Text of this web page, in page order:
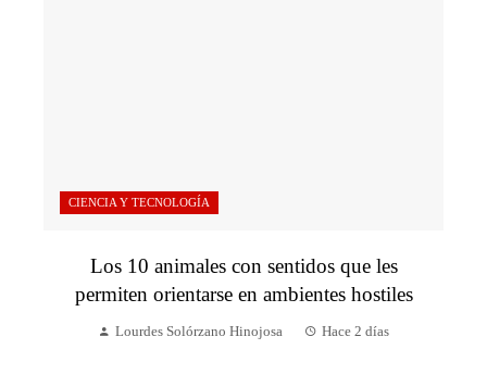
CIENCIA Y TECNOLOGÍA
Los 10 animales con sentidos que les
permiten orientarse en ambientes hostiles
Lourdes Solórzano Hinojosa Hace 2 días